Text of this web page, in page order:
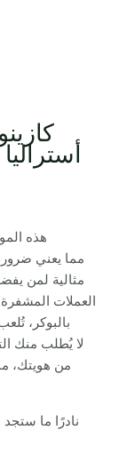
هذه
مثالية لمن
العملات
بالبوكر،
من هويتك،
نادرًا ما